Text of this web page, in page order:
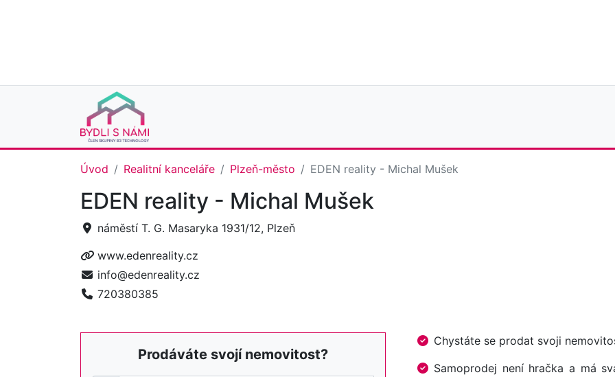
Úvod Realitní kanceláře Plzeň-město EDEN reality - Michal Mušek
EDEN reality - Michal Mušek
náměstí T. G. Masaryka 1931/12, Plzeň
www.edenreality.cz
info@edenreality.cz
720380385
Prodáváte svojí nemovitost?
Chystáte se prodat svoji
Samoprodej není hračka a má